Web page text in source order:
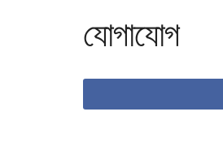
যোগাযোগ